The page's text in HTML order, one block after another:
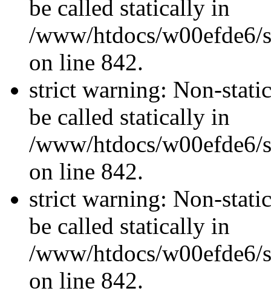
be called statically in
/www/htdocs/w00efde6/
on line 842.
strict warning: Non-
be called statically in
/www/htdocs/w00efde6/
on line 842.
strict warning: Non-
be called statically in
/www/htdocs/w00efde6/
on line 842.